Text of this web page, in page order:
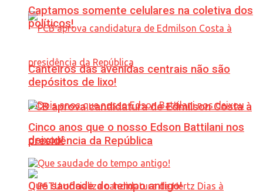
PCB aprova candidatura de Edmilson Costa à
presidência da República
Captamos somente celulares na coletiva dos
políticos!
Canteiros das avenidas centrais não são
depósitos de lixo!
Cinco anos que o nosso Edson Battilani nos
deixou!
Que saudade do tempo antigo!